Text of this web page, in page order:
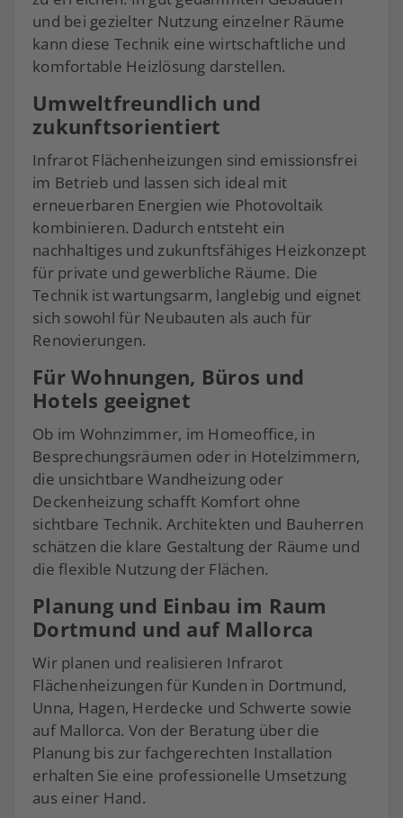
und bei gezielter Nutzung einzelner Räume
kann diese Technik eine wirtschaftliche und
komfortable Heizlösung darstellen.
Umweltfreundlich und
zukunftsorientiert
Infrarot Flächenheizungen sind emissionsfrei
im Betrieb und lassen sich ideal mit
erneuerbaren Energien wie Photovoltaik
kombinieren. Dadurch entsteht ein
nachhaltiges und zukunftsfähiges Heizkonzept
für private und gewerbliche Räume. Die
Technik ist wartungsarm, langlebig und eignet
sich sowohl für Neubauten als auch für
Renovierungen.
Für Wohnungen, Büros und
Hotels geeignet
Ob im Wohnzimmer, im Homeoffice, in
Besprechungsräumen oder in Hotelzimmern,
die unsichtbare Wandheizung oder
Deckenheizung schafft Komfort ohne
sichtbare Technik. Architekten und Bauherren
schätzen die klare Gestaltung der Räume und
die flexible Nutzung der Flächen.
Planung und Einbau im Raum
Dortmund und auf Mallorca
Wir planen und realisieren Infrarot
Flächenheizungen für Kunden in Dortmund,
Unna, Hagen, Herdecke und Schwerte sowie
auf Mallorca. Von der Beratung über die
Planung bis zur fachgerechten Installation
erhalten Sie eine professionelle Umsetzung
aus einer Hand.